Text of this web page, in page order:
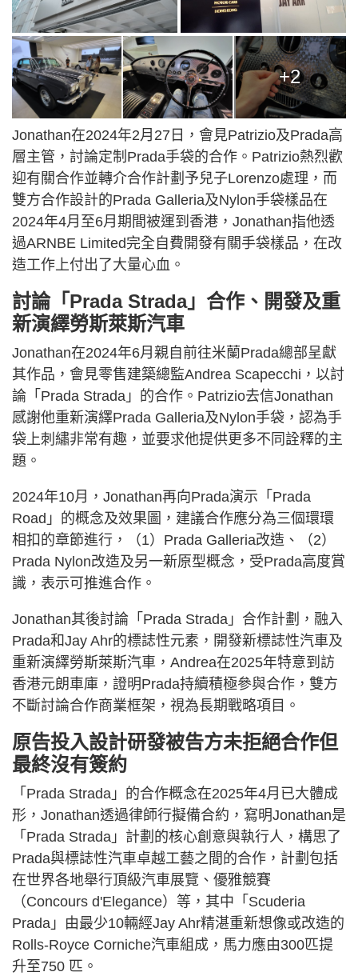
+2
Jonathan在2024年2月27日，會見Patrizio及Prada高
層主管，討論定制Prada手袋的合作。Patrizio熱烈歡
迎有關合作並轉介合作計劃予兒子Lorenzo處理，而
雙方合作設計的Prada Galleria及Nylon手袋樣品在
2024年4月至6月期間被運到香港，Jonathan指他透
過ARNBE Limited完全自費開發有關手袋樣品，在改
造工作上付出了大量心血。
討論「Prada Strada」合作、開發及重
新演繹勞斯萊斯汽車
Jonathan在2024年6月親自前往米蘭Prada總部呈獻
其作品，會見零售建築總監Andrea Scapecchi，以討
論「Prada Strada」的合作。Patrizio去信Jonathan
感謝他重新演繹Prada Galleria及Nylon手袋，認為手
袋上刺繡非常有趣，並要求他提供更多不同詮釋的主
題。
2024年10月，Jonathan再向Prada演示「Prada
Road」的概念及效果圖，建議合作應分為三個環環
相扣的章節進行，（1）Prada Galleria改造、（2）
Prada Nylon改造及另一新原型概念，受Prada高度賞
識，表示可推進合作。
Jonathan其後討論「Prada Strada」合作計劃，融入
Prada和Jay Ahr的標誌性元素，開發新標誌性汽車及
重新演繹勞斯萊斯汽車，Andrea在2025年特意到訪
香港元朗車庫，證明Prada持續積極參與合作，雙方
不斷討論合作商業框架，視為長期戰略項目。
原告投入設計研發被告方未拒絕合作但
最終沒有簽約
「Prada Strada」的合作概念在2025年4月已大體成
形，Jonathan透過律師行擬備合約，寫明Jonathan是
「Prada Strada」計劃的核心創意與執行人，構思了
Prada與標誌性汽車卓越工藝之間的合作，計劃包括
在世界各地舉行頂級汽車展覽、優雅競賽
（Concours d'Elegance）等，其中「Scuderia
Prada」由最少10輛經Jay Ahr精湛重新想像或改造的
Rolls-Royce Corniche汽車組成，馬力應由300匹提
升至750 匹。